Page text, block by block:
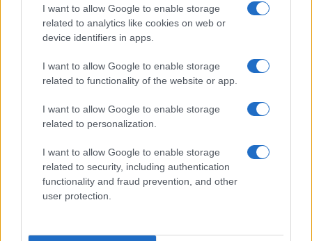
I want to allow Google to enable storage
related to analytics like cookies on web or
device identifiers in apps.
I want to allow Google to enable storage
related to functionality of the website or app.
I want to allow Google to enable storage
related to personalization.
I want to allow Google to enable storage
related to security, including authentication
functionality and fraud prevention, and other
user protection.
AUTOR
Redacción En Cocina